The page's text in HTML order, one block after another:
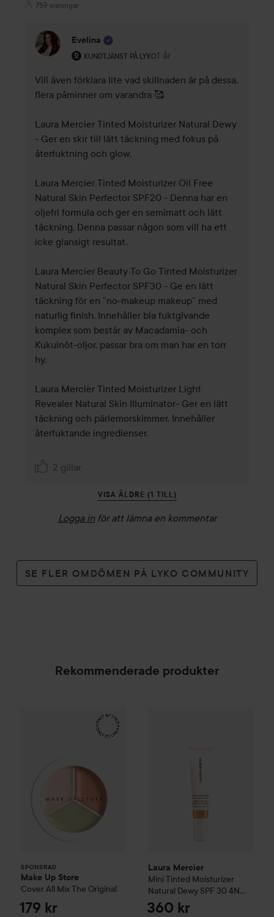
759 visningar
Evelina
KUNDTJÄNST PÅ LYKO
Användarens roll: Kundtjänst på Lyko.
1 år
Kommentaren lades 1 år
Vill även förklara lite vad skillnaden är på dessa,
flera påminner om varandra 🥰
Laura Mercier Tinted Moisturizer Natural Dewy
- Ger en skir till lätt täckning med fokus på
återfuktning och glow.
Laura Mercier Tinted Moisturizer Oil Free
Natural Skin Perfector SPF20 - Denna har en
oljefri formula och ger en semimatt och lätt
täckning. Denna passar någon som vill ha ett
icke glansigt resultat.
Laura Mercier Beauty To Go Tinted Moisturizer
Natural Skin Perfector SPF30 - Ge en lätt
täckning för en ”no-makeup makeup” med
naturlig finish. Innehåller bla fuktgivande
komplex som består av Macadamia- och
Kukuinöt-oljor, passar bra om man har en torr
hy.
Laura Mercier Tinted Moisturizer Light
Revealer Natural Skin Illuminator- Ger en lätt
täckning och pärlemorskimmer. Innehåller
återfuktande ingredienser.
2 gillar
VISA ÄLDRE (1 TILL)
Logga in för att lämna en kommentar
SE FLER OMDÖMEN PÅ LYKO COMMUNITY
Rekommenderade produkter
SPONSRAD
Make Up Store
Cover All MixThe Original
179 kr
Make Up Store
Laura Mercier
Mini Tinted Moisturizer
Natural Dewy SPF 30 4N
Teak
360 kr